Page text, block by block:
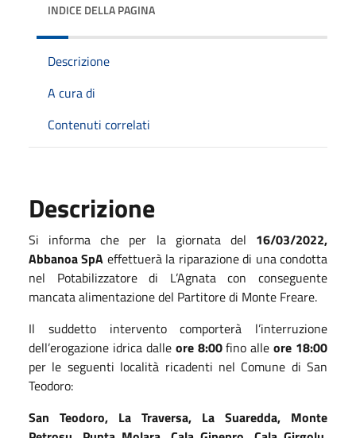
INDICE DELLA PAGINA
Descrizione
A cura di
Contenuti correlati
Descrizione
Si informa che per la giornata del 16/03/2022,
Abbanoa SpA effettuerà la riparazione di una condotta
nel Potabilizzatore di L’Agnata con conseguente
mancata alimentazione del Partitore di Monte Freare.
Il suddetto intervento comporterà l’interruzione
dell’erogazione idrica dalle ore 8:00fino alleore 18:00
per le seguenti località ricadenti nel Comune di San
Teodoro:
San Teodoro, La Traversa, La Suaredda, Monte